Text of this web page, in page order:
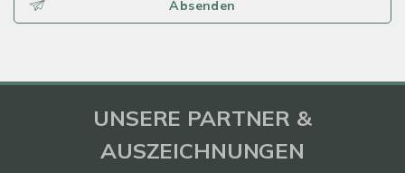
Absenden
UNSERE PARTNER &
AUSZEICHNUNGEN